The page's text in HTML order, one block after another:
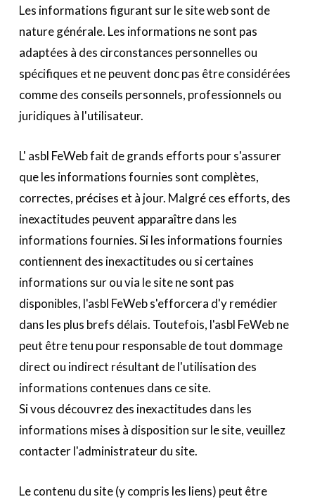
Les informations figurant sur le site web sont de
nature générale. Les informations ne sont pas
adaptées à des circonstances personnelles ou
spécifiques et ne peuvent donc pas être considérées
comme des conseils personnels, professionnels ou
juridiques à l'utilisateur.
L' asbl FeWeb fait de grands efforts pour s'assurer
que les informations fournies sont complètes,
correctes, précises et à jour. Malgré ces efforts, des
inexactitudes peuvent apparaître dans les
informations fournies. Si les informations fournies
contiennent des inexactitudes ou si certaines
informations sur ou via le site ne sont pas
disponibles, l'asbl FeWeb s'efforcera d'y remédier
dans les plus brefs délais. Toutefois, l'asbl FeWeb ne
peut être tenu pour responsable de tout dommage
direct ou indirect résultant de l'utilisation des
informations contenues dans ce site.
Si vous découvrez des inexactitudes dans les
informations mises à disposition sur le site, veuillez
contacter l'administrateur du site.
Le contenu du site (y compris les liens) peut être